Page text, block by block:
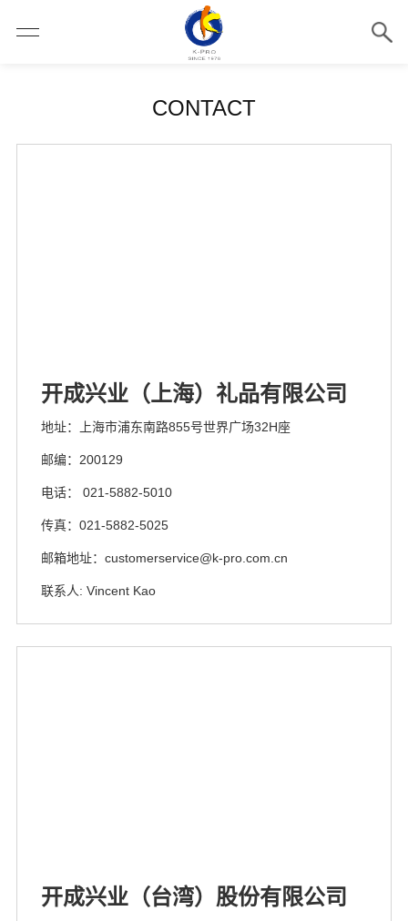
CONTACT
开成兴业（上海）礼品有限公司
地址：上海市浦东南路855号世界广场32H座
邮编：200129
电话： 021-5882-5010
传真：021-5882-5025
邮箱地址：customerservice@k-pro.com.cn
联系人: Vincent Kao
开成兴业（台湾）股份有限公司